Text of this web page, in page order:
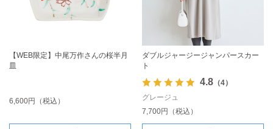
【WEB限定】中尾万作さんの桜半月
皿
6,600円（税込）
ダブルジャージージャンパースカー
ト
4.8（4）
グレージュ
7,700円（税込）